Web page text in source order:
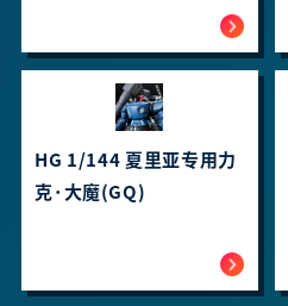
HG 1/144 夏里亚专用力
克･大魔(GQ)